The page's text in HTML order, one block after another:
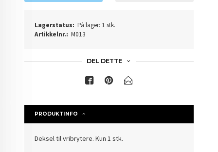
Lagerstatus: På lager: 1 stk.
Artikkelnr.: M013
DEL DETTE
PRODUKTINFO
Deksel til vribrytere. Kun 1 stk.